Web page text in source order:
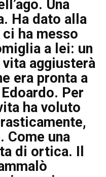
Una
Ha dato alla
ha messo
a lei: un
vita aggiusterà
era pronta a
Per
ha voluto
Come una
di ortica. Il